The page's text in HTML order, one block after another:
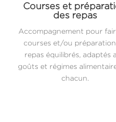
Courses et
des repas
Accompagnement pour
courses et/ou
repas équilibrés, adaptés
goûts et régimes
chacun.